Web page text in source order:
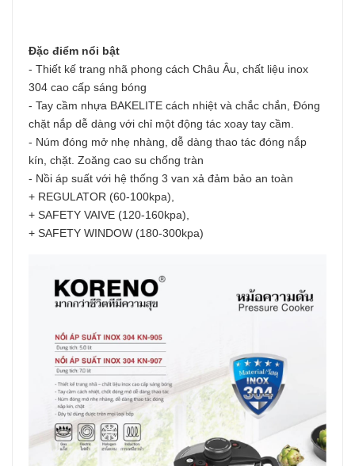
Đặc điểm nổi bật
- Thiết kế trang nhã phong cách Châu Âu, chất liệu inox
304 cao cấp sáng bóng
- Tay cầm nhựa BAKELITE cách nhiệt và chắc chắn, Đóng
chặt nắp dễ dàng với chỉ một động tác xoay tay cầm.
- Núm đóng mở nhẹ nhàng, dễ dàng thao tác đóng nắp
kín, chặt. Zoăng cao su chống tràn
- Nồi áp suất với hệ thống 3 van xả đảm bảo an toàn
+ REGULATOR (60-100kpa),
+ SAFETY VAIVE (120-160kpa),
+ SAFETY WINDOW (180-300kpa)